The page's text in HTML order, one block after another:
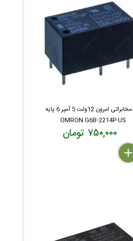
رله مخابراتی امرون 12ولت 5 آمپر 6 پایه
OMRON G6B-2214P-US
۷۵۰,۰۰۰ تومان
delete
remove
add